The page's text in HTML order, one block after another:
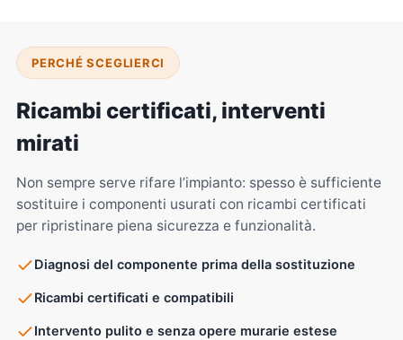
PERCHÉ SCEGLIERCI
Ricambi certificati, interventi
mirati
Non sempre serve rifare l’impianto: spesso è sufficiente
sostituire i componenti usurati con ricambi certificati
per ripristinare piena sicurezza e funzionalità.
Diagnosi del componente prima della sostituzione
Ricambi certificati e compatibili
Intervento pulito e senza opere murarie estese